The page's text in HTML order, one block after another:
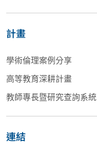
計畫
學術倫理案例分享
高等教育深耕計畫
教師專長暨研究查詢系統
連結